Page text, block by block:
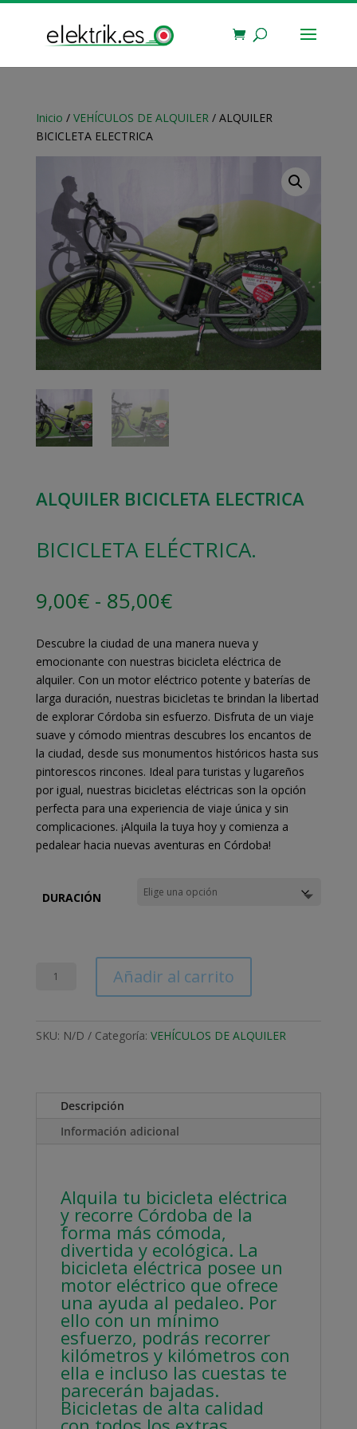
Inicio / VEHÍCULOS DE ALQUILER/ ALQUILER
BICICLETA ELECTRICA
ALQUILER BICICLETA ELECTRICA
BICICLETA ELÉCTRICA.
9,00€ - 85,00€Rango
de
precios:
desde
9,00€
hasta
85,00€
Descubre la ciudad de una manera nueva y
emocionante con nuestras bicicleta eléctrica de
alquiler. Con un motor eléctrico potente y baterías de
larga duración, nuestras bicicletas te brindan la libertad
de explorar Córdoba sin esfuerzo. Disfruta de un viaje
suave y cómodo mientras descubres los encantos de
la ciudad, desde sus monumentos históricos hasta sus
pintorescos rincones. Ideal para turistas y lugareños
por igual, nuestras bicicletas eléctricas son la opción
perfecta para una experiencia de viaje única y sin
complicaciones. ¡Alquila la tuya hoy y comienza a
pedalear hacia nuevas aventuras en Córdoba!
DURACIÓN
ALQUILER
Añadir al carrito
SKU: N/D Categoría: VEHÍCULOS DE ALQUILER
Descripción
Información adicional
Alquila tu bicicleta eléctrica
y recorre Córdoba de la
forma más cómoda,
divertida y ecológica. La
bicicleta eléctrica posee un
motor eléctrico que ofrece
una ayuda al pedaleo. Por
ello con un mínimo
esfuerzo, podrás recorrer
kilómetros y kilómetros con
ella e incluso las cuestas te
parecerán bajadas.
Bicicletas de alta calidad